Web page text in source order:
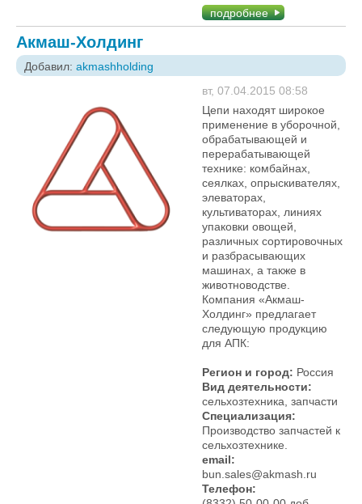
подробнее
Акмаш-Холдинг
Добавил: akmashholding
вт, 07.04.2015 08:58
Цепи находят широкое
применение в уборочной,
обрабатывающей и
перерабатывающей
технике: комбайнах,
сеялках, опрыскивателях,
элеваторах,
культиваторах, линиях
упаковки овощей,
различных сортировочных
и разбрасывающих
машинах, а также в
животноводстве.
Компания «Акмаш-
Холдинг» предлагает
следующую продукцию
для АПК:
Регион и город: Россия
Вид деятельности:
сельхозтехника, запчасти
Специализация:
Производство запчастей к
сельхозтехнике.
email:
bun.sales@akmash.ru
Телефон: